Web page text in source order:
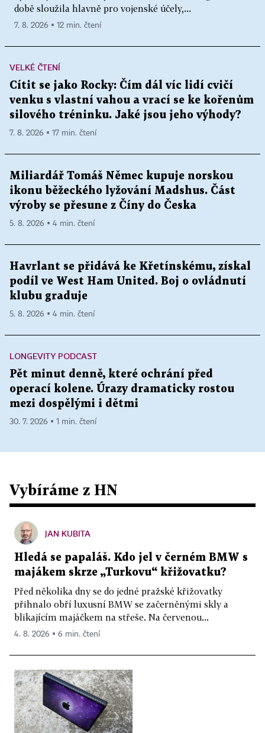
době sloužila hlavně pro vojenské účely,...
7. 8. 2026 ▪ 12 min. čtení
VELKÉ ČTENÍ
Cítit se jako Rocky: Čím dál víc lidí cvičí
venku s vlastní vahou a vrací se ke kořenům
silového tréninku. Jaké jsou jeho výhody?
7. 8. 2026 ▪ 17 min. čtení
Miliardář Tomáš Němec kupuje norskou
ikonu běžeckého lyžování Madshus. Část
výroby se přesune z Číny do Česka
5. 8. 2026 ▪ 4 min. čtení
Havrlant se přidává ke Křetínskému, získal
podíl ve West Ham United. Boj o ovládnutí
klubu graduje
5. 8. 2026 ▪ 4 min. čtení
LONGEVITY PODCAST
Pět minut denně, které ochrání před
operací kolene. Úrazy dramaticky rostou
mezi dospělými i dětmi
30. 7. 2026 ▪ 1 min. čtení
Vybíráme z HN
JAN KUBITA
Hledá se papaláš. Kdo jel v černém BMW s
majákem skrze „Turkovu“ křižovatku?
Před několika dny se do jedné pražské křižovatky
přihnalo obří luxusní BMW se začerněnými skly a
blikajícím majáčkem na střeše. Na červenou...
4. 8. 2026 ▪ 6 min. čtení